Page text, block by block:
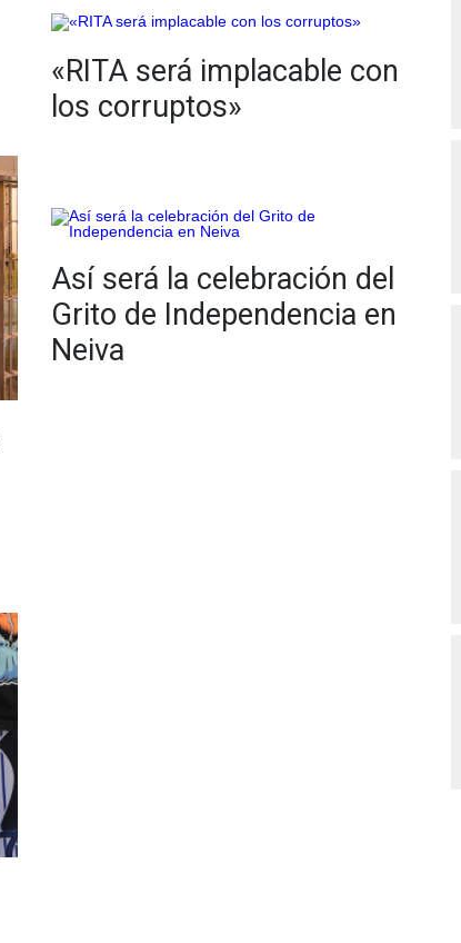
«RITA será implacable con
los corruptos»
Así será la celebración del
Grito de Independencia en
Neiva